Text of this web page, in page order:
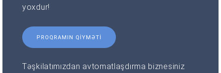
yoxdur!
PROQRAMIN QIYMƏTI
Təşkilatımızdan avtomatlaşdırma biznesiniz